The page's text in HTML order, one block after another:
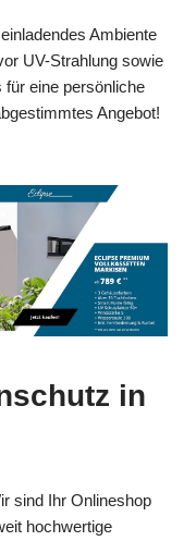
Ambiente
UV-Strahlung sowie
für eine persönliche
Angebot!
in
sind Ihr Onlineshop
hochwertige